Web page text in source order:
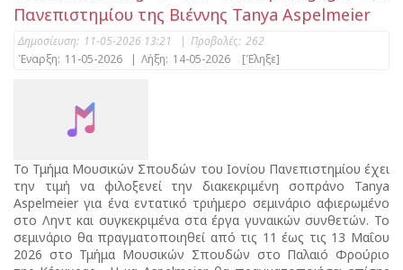
Πανεπιστημίου της Βιέννης Tanya Aspelmeier
Δημοσίευση: 11-05-2026 13:21 | Προβολές: 262
Έναρξη: 11-05-2026 | Λήξη: 14-05-2026 [Έληξε]
Το Τμήμα Μουσικών Σπουδών του Ιονίου Πανεπιστημίου έχει
την τιμή να φιλοξενεί την διακεκριμένη σοπράνο Tanya
Aspelmeier για ένα εντατικό τριήμερο σεμινάριο αφιερωμένο
στο Ληντ και συγκεκριμένα στα έργα γυναικών συνθετών. Το
σεμινάριο θα πραγματοποιηθεί από τις 11 έως τις 13 Μαΐου
2026 στο Τμήμα Μουσικών Σπουδών στο Παλαιό Φρούριο